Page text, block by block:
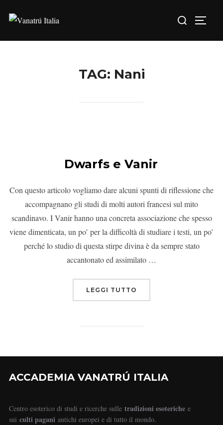
TAG: Nani
Dwarfs e Vanir
Con questo articolo vogliamo dare alcuni spunti di riflessione che
accompagnano gli studi di molti autori francesi sul mito
scandinavo. I Vanir hanno una concreta associazione che spesso
viene dimenticata, un po’ per la difficoltà di studiare i testi, un po’
perché lo studio di questa stirpe divina è da sempre stato
accantonato ed assimilato …
LEGGI TUTTO
ACCADEMIA VANATRÚ ITALIA
Centro esoterico di studi e ricerche sulletradizioni esoterichee
sui culti pagani antichi europei e di tutto il mondo.